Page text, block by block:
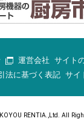
運営会社 サイト
法に基づく表記 サイ
RENTIA.,Ltd. All